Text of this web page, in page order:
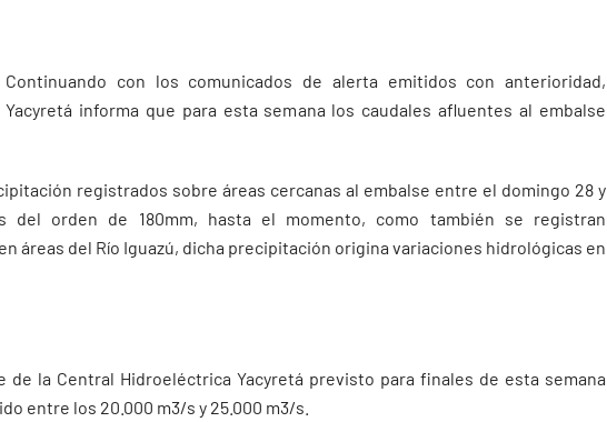
Continuando con los comunicados de alerta emitidos con anterioridad,
Yacyretá informa que para esta semana los caudales afluentes al embalse
registrados sobre áreas cercanas al embalse entre el domingo 28 y
del orden de 180mm, hasta el momento, como también se registran
áreas del Río Iguazú, dicha precipitación origina variaciones hidrológicas en
de la Central Hidroeléctrica Yacyretá previsto para finales de esta semana
entre los 20.000 m3/s y 25.000 m3/s.